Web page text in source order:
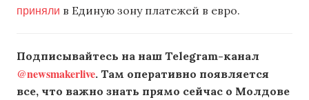
приняли в Единую зону платежей в евро.
Подписывайтесь на наш Telegram-канал
@newsmakerlive. Там оперативно появляется
все, что важно знать прямо сейчас о Молдове